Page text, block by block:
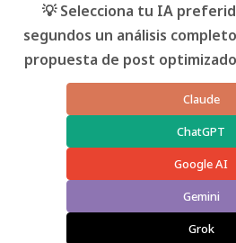
💡 Selecciona tu IA
segundos un análisis
propuesta de post
Claude
ChatGPT
Google AI
Gemini
Grok